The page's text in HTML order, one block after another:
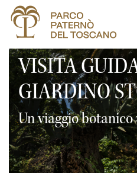
VISITA
GIARDINO
Un viaggio